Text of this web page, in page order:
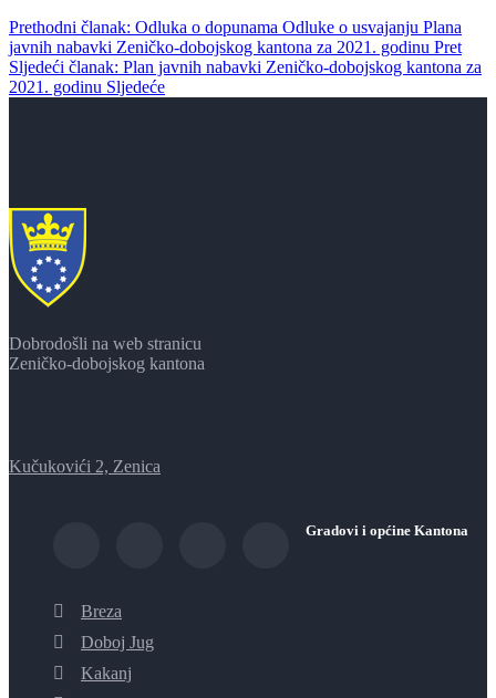
Prethodni članak: Odluka o dopunama Odluke o usvajanju Plana
javnih nabavki Zeničko-dobojskog kantona za 2021. godinu Pret
Sljedeći članak: Plan javnih nabavki Zeničko-dobojskog kantona za
2021. godinu Sljedeće
Dobrodošli na web stranicu
Zeničko-dobojskog kantona
Kučukovići 2, Zenica
Gradovi i općine Kantona
Breza
Doboj Jug
Kakanj